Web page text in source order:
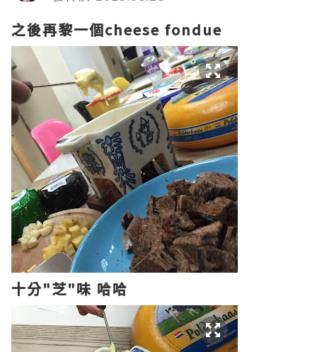
之後再黎一個cheese fondue
十分"芝"味 哈哈